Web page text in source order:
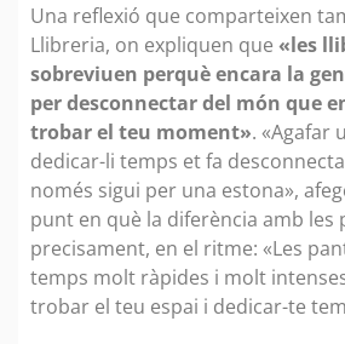
Una reflexió que comparteixen
Llibreria, on expliquen que «les
sobreviuen perquè encara la
per desconnectar del món que
trobar el teu moment». «Agafar
dedicar-li temps et fa
només sigui per una estona»,
punt en què la diferència amb les
precisament, en el ritme: «Les
temps molt ràpides i molt
trobar el teu espai i dedicar-te